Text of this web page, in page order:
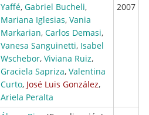
Yaffé, Gabriel Bucheli,
Mariana Iglesias, Vania
Markarian, Carlos Demasi,
Vanesa Sanguinetti, Isabel
Wschebor, Viviana Ruiz,
Graciela Sapriza, Valentina
Curto, José Luis González,
Ariela Peralta
2007